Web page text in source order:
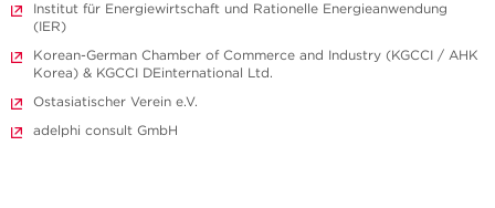
Institut für Energiewirtschaft und Rationelle Energieanwendung
(IER)
Korean-German Chamber of Commerce and Industry (KGCCI / AHK
Korea) & KGCCI DEinternational Ltd.
Ostasiatischer Verein e.V.
adelphi consult GmbH